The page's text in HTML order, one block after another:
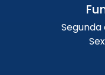
Segunda